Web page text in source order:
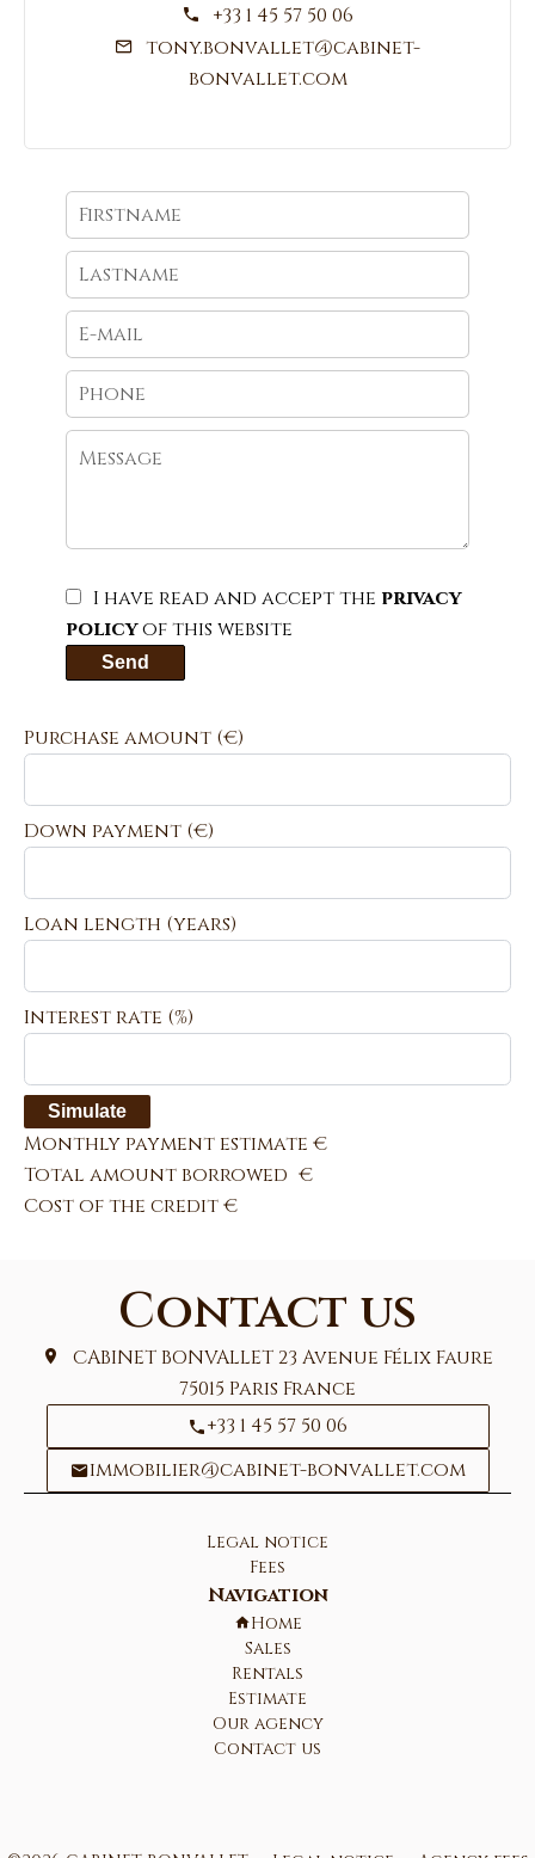
+33 1 45 57 50 06
tony.bonvallet@cabinet-
bonvallet.com
I have read and accept the privacy
policyof this website
Send
Purchase amount (€)
Down payment (€)
Loan length (years)
Interest rate (%)
Simulate
Monthly payment estimate €
Total amount borrowed €
Cost of the credit€
Contact us
CABINET BONVALLET23 Avenue Félix Faure
75015 Paris France
+33 1 45 57 50 06
immobilier@cabinet-bonvallet.com
Legal notice
Fees
Navigation
Home
Sales
Rentals
Estimate
Our agency
Contact us